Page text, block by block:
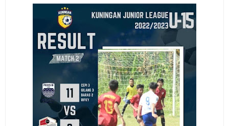
Rabu 5 Agustus 2026 Mobil SIM Keliling Kuningan Ada
di Sini!
Embun Pagi Rabu 5 Agustus 2026: Tidak Perlu Iri, Kita
Punya Takdir Masing-masing, Hidup yang Terlihat
Mewah, Belum Tentu Indah
Ayo Salat Kawan! Ini Jadwal Salat Wilayah Kuningan
Rabu 5 Agustus 2026
Agenda Kegiatan Bupati Kuningan Kamis 6 Agustus
2026 Ada Tiga Acara